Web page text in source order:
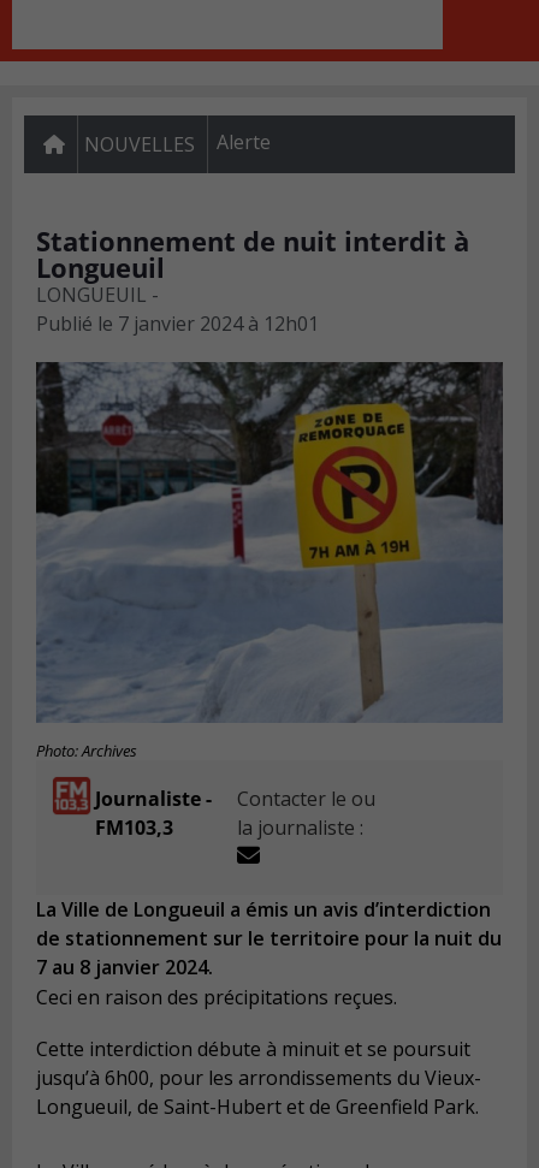
NOUVELLES Alerte
Stationnement de nuit interdit à
Longueuil
LONGUEUIL -
Publié le 7 janvier 2024 à 12h01
Photo: Archives
Journaliste -
FM103,3
Contacter le ou
la journaliste :
La Ville de Longueuil a émis un avis d’interdiction
de stationnement sur le territoire pour la nuit du
7 au 8 janvier 2024.
Ceci en raison des précipitations reçues.
Cette interdiction débute à minuit et se poursuit
jusqu’à 6h00, pour les arrondissements du Vieux-
Longueuil, de Saint-Hubert et de Greenfield Park.